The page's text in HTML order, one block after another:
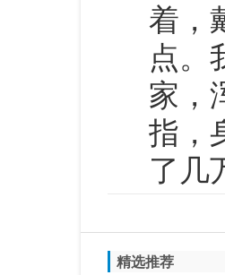
着，
点。
家，
指，
了几
精选推荐